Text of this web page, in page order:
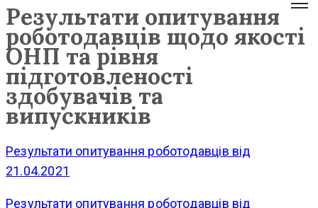
+38
(032)
259
07
52
ldma@mail.lviv.ua
Політика
Результати опитування
роботодавців щодо якості
ОНП та рівня
підготовленості
здобувачів та
випускників
Результати опитування роботодавців від
21.04.2021
Результати опитування роботодавців від